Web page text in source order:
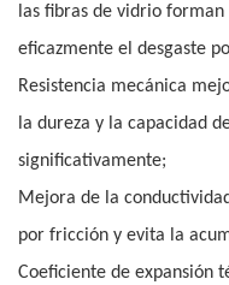
las fibras de vidrio
eficazmente el desgaste
Resistencia mecánica
la dureza y la capacidad
significativamente;
Mejora de la
por fricción y evita la
Coeficiente de expansión